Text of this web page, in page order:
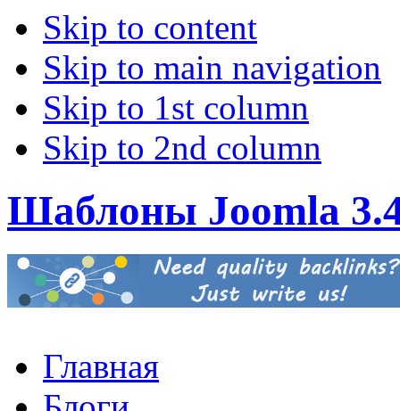
Skip to content
Skip to main navigation
Skip to 1st column
Skip to 2nd column
Шаблоны Joomla
Главная